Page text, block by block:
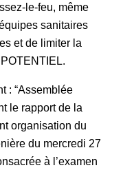
le-feu, même
sanitaires
et de limiter la
: “Assemblée
le rapport de la
organisation du
du mercredi 27
à l’examen